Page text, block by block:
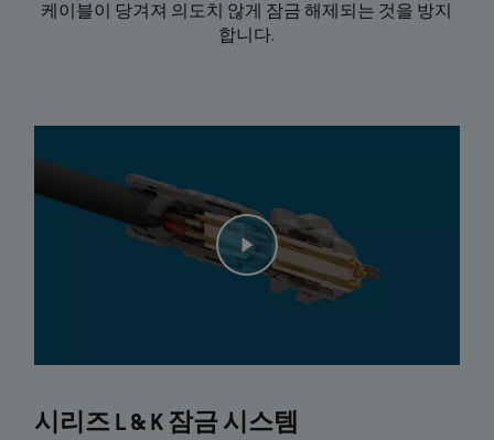
케이블이 당겨져 의도치 않게 잠금 해제되는 것을 방지
합니다.
시리즈 L & K 잠금 시스템